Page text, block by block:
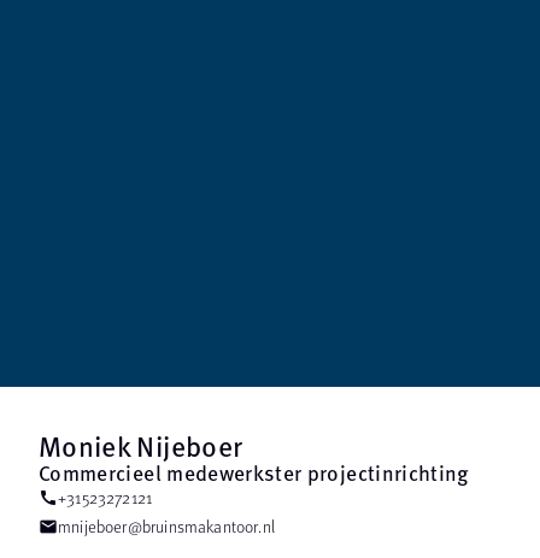
Moniek Nijeboer
Commercieel medewerkster projectinrichting
call+31523272121
mailmnijeboer@bruinsmakantoor.nl